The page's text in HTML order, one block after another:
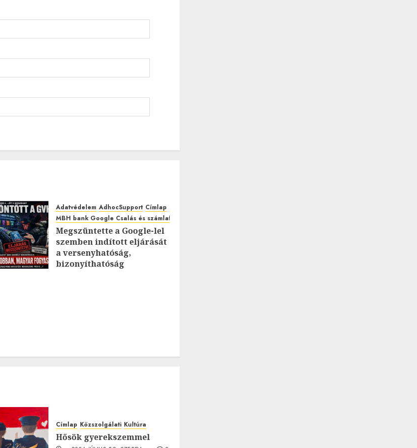
Adatvédelem AdhocSupport Címlap
MBH bank Google Csalás és számlafeltörés károsultak
Megszüntette a Google-lel
szemben indított eljárását
a versenyhatóság,
bizonyíthatóság
Címlap Közszolgálati Kultúra
Hősök gyerekszemmel